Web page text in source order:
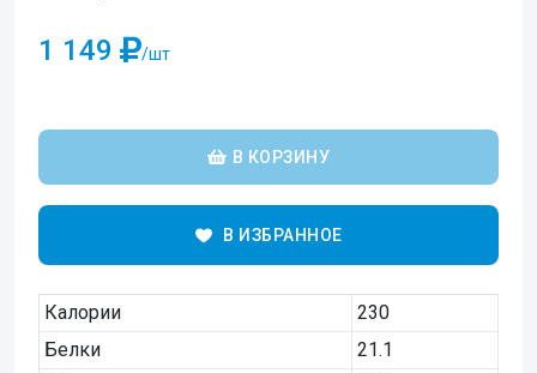
1 149 /шт
В КОРЗИНУ
В ИЗБРАННОЕ
Калории
230
Белки
21.1